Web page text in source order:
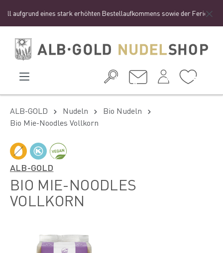
eines stark erhöhten Bestellaufkommens sowie der Ferienzeit zu
ALB-GOLD Nudeln
Bio Nudeln
Bio Mie-Noodles Vollkorn
ALB-GOLD
BIO MIE-NOODLES
VOLLKORN